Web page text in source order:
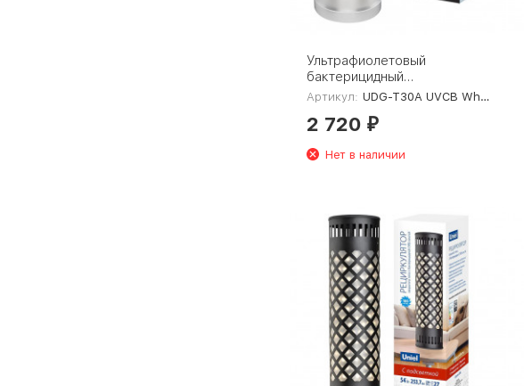
Ультрафиолетовый
бактерицидный
рециркулятор Uniel UDG-
00007695
Артикул: UDG-T30A UVCB White
2 720 ₽
Нет в наличии